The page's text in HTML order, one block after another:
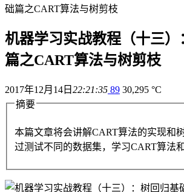
础篇之CART算法与树剪枝
机器学习实战教程（十三）
篇之CART算法与树剪枝
2017年12月14日 22:21:35 89 30,295 °C
摘要
本篇文章将会讲解CART算法的实现和
过测试不同的数据集，学习CART算法